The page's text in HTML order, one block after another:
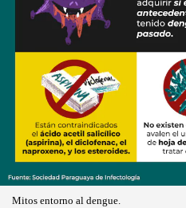
Mitos entorno al dengue.